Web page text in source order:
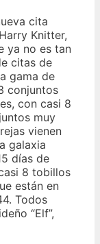
cita
Knitter,
ya no es tan
citas de
gama de
conjuntos
con casi 8
muy
vienen
galaxia
días de
8 tobillos
están en
Todos
“Elf”,